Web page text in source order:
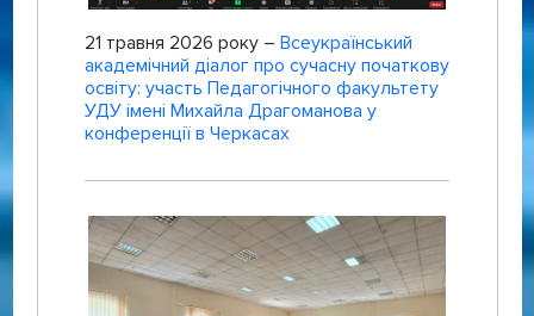
21 травня 2026 року – Всеукраїнський
академічний діалог про сучасну початкову
освіту: участь Педагогічного факультету
УДУ імені Михайла Драгоманова у
конференції в Черкасах